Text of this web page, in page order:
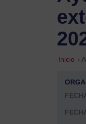
Inicio »